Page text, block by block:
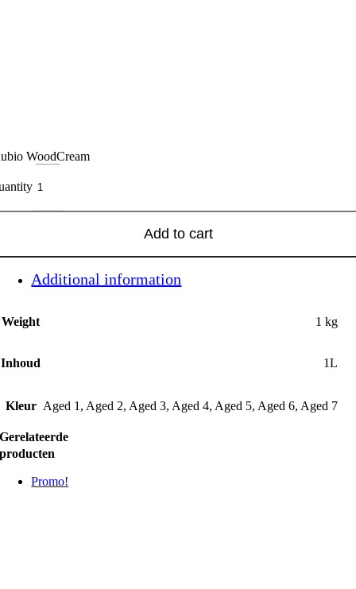
WoodCream
Add to cart
Additional information
Weight 1 kg
Inhoud 1L
Kleur Aged 1, Aged 2, Aged 3, Aged 4, Aged 5, Aged 6, Aged 7
Gerelateerde
producten
Promo!